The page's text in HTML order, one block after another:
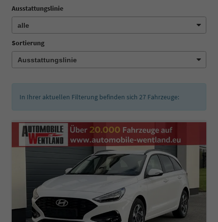
Ausstattungslinie
Sortierung
In Ihrer aktuellen Filterung befinden sich 27 Fahrzeuge: